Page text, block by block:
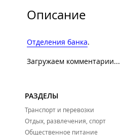
Описание
Отделения банка.
Загружаем комментарии...
РАЗДЕЛЫ
Транспорт и перевозки
Отдых, развлечения, спорт
Общественное питание